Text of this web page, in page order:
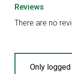
Reviews
There are no
Only